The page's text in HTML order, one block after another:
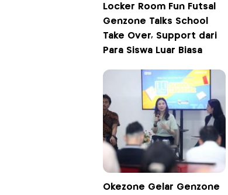
Locker Room Fun Futsal
Genzone Talks School
Take Over, Support dari
Para Siswa Luar Biasa
Okezone Gelar Genzone